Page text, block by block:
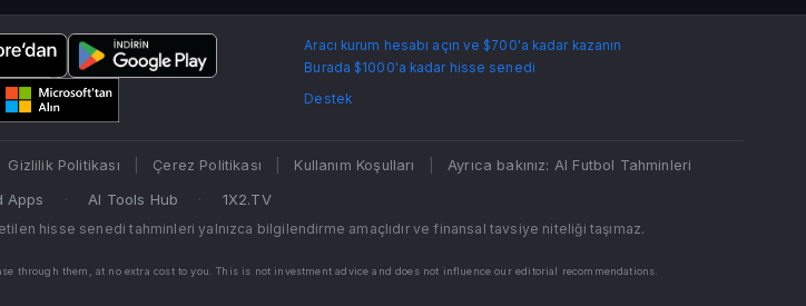
Aracı kurum hesabı açın ve $700'a kadar kazanın
Burada $1000'a kadar hisse senedi
Destek
Gizlilik Politikası Çerez Politikası Kullanım Koşulları Ayrıca bakınız: AI Futbol Tahminleri
Apps · AI Tools Hub · 1X2.TV
hisse senedi tahminleri yalnızca bilgilendirme amaçlıdır ve finansal tavsiye niteliği taşımaz.
them, at no extra cost to you. This is not investment advice and does not influence our editorial recommendations.